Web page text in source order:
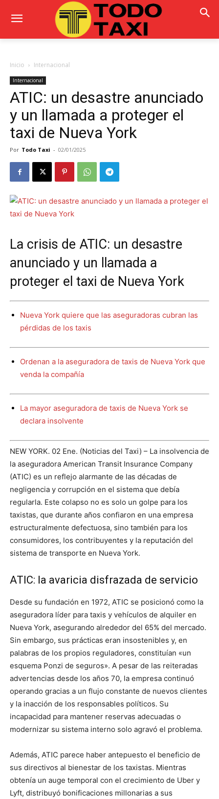
Inicio Internacional
Internacional
ATIC: un desastre anunciado
y un llamada a proteger el
taxi de Nueva York
Por Todo Taxi - 02/01/2025
La crisis de ATIC: un desastre
anunciado y un llamada a
proteger el taxi de Nueva York
Nueva York quiere que las aseguradoras cubran las
pérdidas de los taxis
Ordenan a la aseguradora de taxis de Nueva York que
venda la compañía
La mayor aseguradora de taxis de Nueva York se
declara insolvente
NEW YORK. 02 Ene. (Noticias del Taxi) – La insolvencia de
la aseguradora American Transit Insurance Company
(ATIC) es un reflejo alarmante de las décadas de
negligencia y corrupción en el sistema que debía
regularla. Este colapso no es solo un golpe para los
taxistas, que durante años confiaron en una empresa
estructuralmente defectuosa, sino también para los
consumidores, los contribuyentes y la reputación del
sistema de transporte en Nueva York.
ATIC: la avaricia disfrazada de servicio
Desde su fundación en 1972, ATIC se posicionó como la
aseguradora líder para taxis y vehículos de alquiler en
Nueva York, asegurando alrededor del 65% del mercado.
Sin embargo, sus prácticas eran insostenibles y, en
palabras de los propios reguladores, constituían «un
esquema Ponzi de seguros». A pesar de las reiteradas
advertencias desde los años 70, la empresa continuó
operando gracias a un flujo constante de nuevos clientes
y la inacción de los responsables políticos. Su
incapacidad para mantener reservas adecuadas o
modernizar su sistema interno solo agravó el problema.
Además, ATIC parece haber antepuesto el beneficio de
sus directivos al bienestar de los taxistas. Mientras
obtenía un auge temporal con el crecimiento de Uber y
Lyft, distribuyó bonificaciones millonarias a sus